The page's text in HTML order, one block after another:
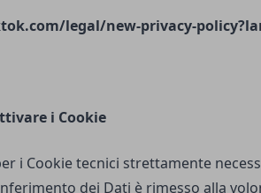
legal/new-privacy-
i Cookie
i Cookie tecnici strettamente
dei Dati è rimesso alla